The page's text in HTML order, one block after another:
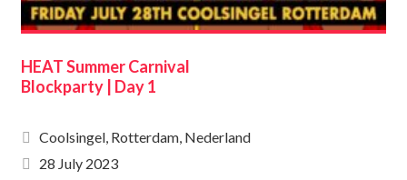
HEAT Summer Carnival
Blockparty | Day 1
Coolsingel, Rotterdam, Nederland
28 July 2023